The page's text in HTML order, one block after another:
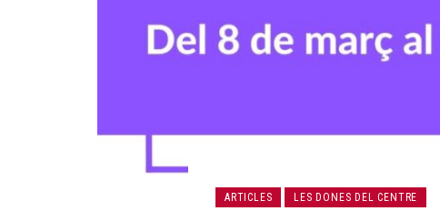
ARTICLES LES DONES DEL CENTRE